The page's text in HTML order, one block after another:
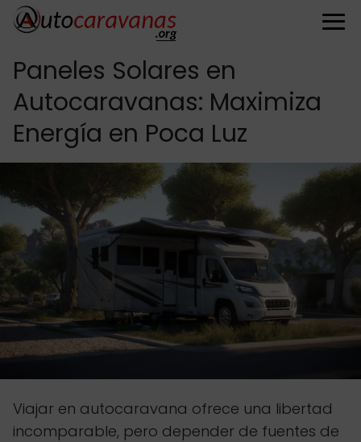
Paneles Solares en
Autocaravanas: Maximiza
Energía en Poca Luz
Viajar en autocaravana ofrece una libertad
incomparable, pero depender de fuentes de